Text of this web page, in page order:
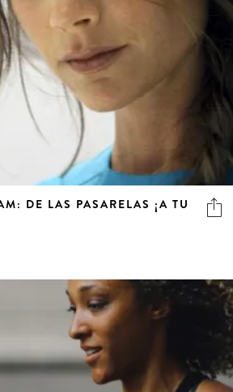
DE LAS PASARELAS ¡A TU